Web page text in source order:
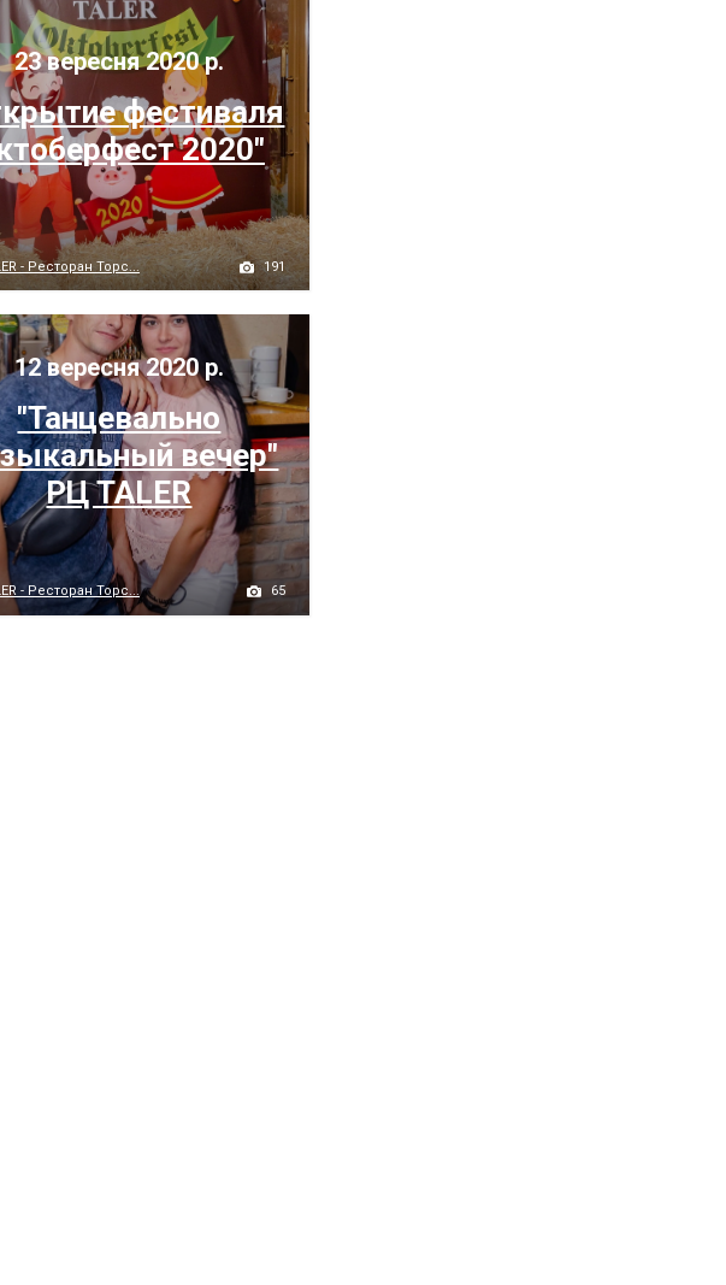
23 вересня 2020 р.
фестиваля
2020"
- Ресторан Торс... 191
12 вересня 2020 р.
"Танцевально
вечер"
РЦ TALER
- Ресторан Торс... 65